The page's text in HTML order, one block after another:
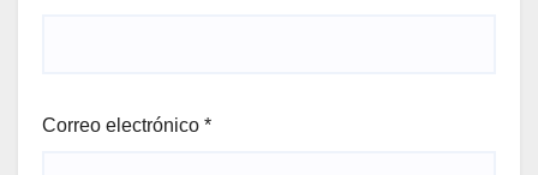
Correo electrónico *